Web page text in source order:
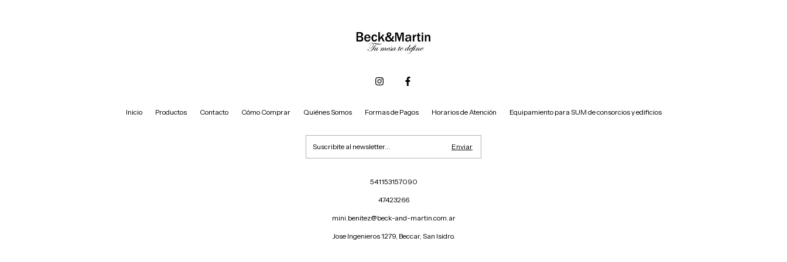
Inicio Productos Contacto Cómo Comprar Quiénes Somos Formas de Pagos Horarios de Atención Equipamiento para SUM de consorcios y edificios
541153157090
47423266
mini.benitez@beck-and-martin.com.ar
Jose Ingenieros 1279, Beccar, San Isidro.